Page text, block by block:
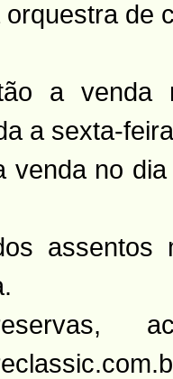
de
a venda
a sexta-
venda no
assentos